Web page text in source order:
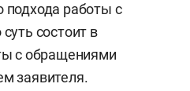
подхода работы с
состоит в
с обращениями
заявителя.